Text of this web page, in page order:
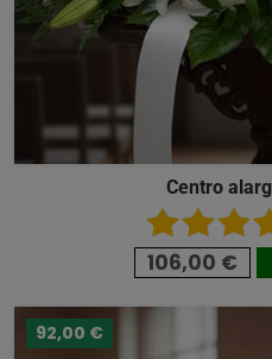
Centro
106,00 €
92,00 €